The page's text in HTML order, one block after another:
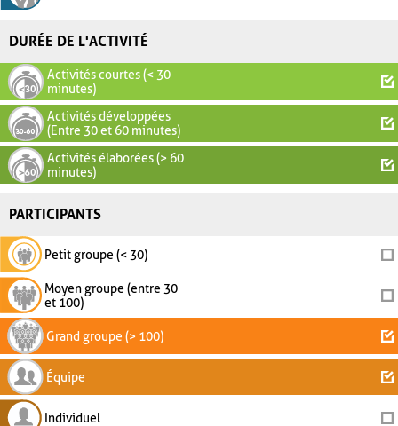
DURÉE DE L'ACTIVITÉ
Activités courtes (< 30
minutes)
Activités développées
(Entre 30 et 60 minutes)
Activités élaborées (> 60
minutes)
PARTICIPANTS
Petit groupe (< 30)
Moyen groupe (entre 30
et 100)
Grand groupe (> 100)
Équipe
Individuel